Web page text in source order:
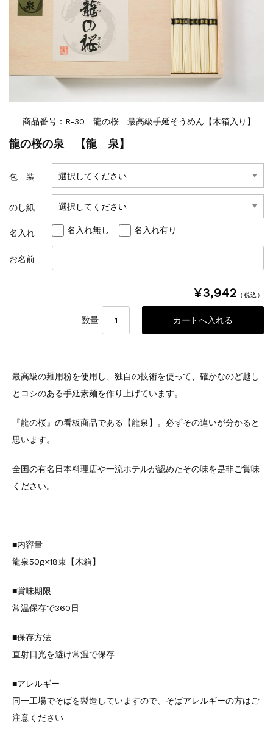
商品番号：R-30 龍の桜 最高級手延そうめん【木箱入り】
龍の桜の泉 【龍 泉】
包 装
のし紙
名入れ 名入れ無し 名入れ有り
お名前
¥3,942 （税込）
数量
最高級の麺用粉を使用し、独自の技術を使って、確かなのど越し
とコシのある手延素麺を作り上げています。
『龍の桜』の看板商品である【龍泉】。必ずその違いが分かると
思います。
全国の有名日本料理店や一流ホテルが認めたその味を是非ご賞味
ください。
■内容量
龍泉50g×18束【木箱】
■賞味期限
常温保存で360日
■保存方法
直射日光を避け常温で保存
■アレルギー
同一工場でそばを製造していますので、そばアレルギーの方はご
注意ください